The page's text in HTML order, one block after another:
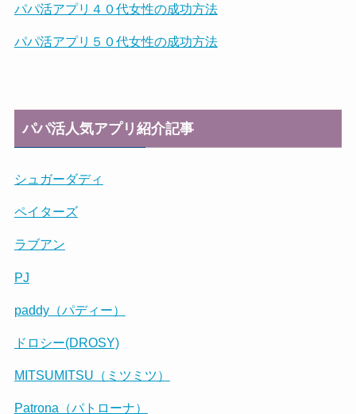
パパ活アプリ４０代女性の成功方法
パパ活アプリ５０代女性の成功方法
パパ活人気アプリ紹介記事
シュガーダディ
ペイターズ
ラブアン
PJ
paddy（パディー）
ドロシー(DROSY)
MITSUMITSU（ミツミツ）
Patrona（パトローナ）